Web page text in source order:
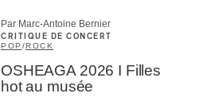
Par Marc-Antoine Bernier
CRITIQUE DE CONCERT
POP /ROCK
OSHEAGA 2026 I Filles
hot au musée